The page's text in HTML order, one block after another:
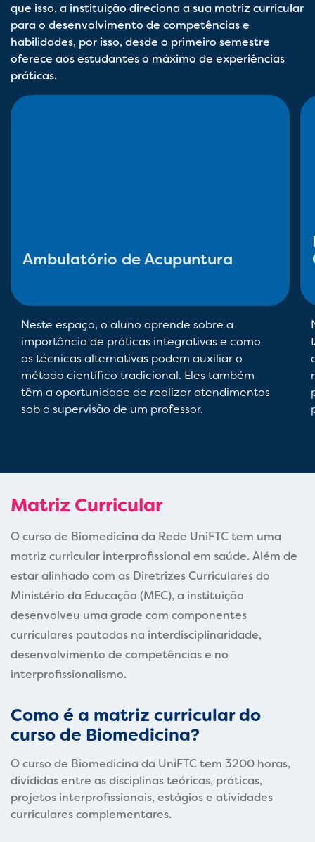
que isso, a instituição direciona a sua matriz curricular
para o desenvolvimento de competências e
habilidades, por isso, desde o primeiro semestre
oferece aos estudantes o máximo de experiências
práticas.
Ambulatório de Acupuntura
Neste espaço, o aluno aprende sobre a
importância de práticas integrativas e como
as técnicas alternativas podem auxiliar o
método científico tradicional. Eles também
têm a oportunidade de realizar atendimentos
sob a supervisão de um professor.
Matriz Curricular
O curso de Biomedicina da Rede UniFTC tem uma
matriz curricular interprofissional em saúde. Além de
estar alinhado com as Diretrizes Curriculares do
Ministério da Educação (MEC), a instituição
desenvolveu uma grade com componentes
curriculares pautadas na interdisciplinaridade,
desenvolvimento de competências e no
interprofissionalismo.
Como é a matriz curricular do
curso de Biomedicina?
O curso de Biomedicina da UniFTC tem 3200 horas,
divididas entre as disciplinas teóricas, práticas,
projetos interprofissionais, estágios e atividades
curriculares complementares.